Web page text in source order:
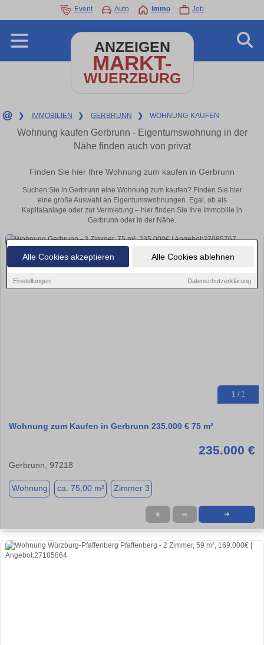
Alle Cookies akzeptieren Alle Cookies ablehnen
Einstellungen Datenschutzerklärung
Event Auto Immo Job
ANZEIGEN
MARKT-
WUERZBURG
❯ IMMOBILIEN ❯ GERBRUNN ❯ WOHNUNG-KAUFEN
Wohnung kaufen Gerbrunn - Eigentumswohnung in der
Nähe finden auch von privat
Finden Sie hier Ihre Wohnung zum kaufen in Gerbrunn
Suchen Sie in Gerbrunn eine Wohnung zum kaufen? Finden Sie hier
eine große Auswahl an Eigentumswohnungen. Egal, ob als
Kapitalanlage oder zur Vermietung – hier finden Sie Ihre Immobilie in
Gerbrunn oder in der Nähe.
1 / 1
Wohnung zum Kaufen in Gerbrunn 235.000 € 75 m²
235.000 €
Gerbrunn, 97218
Wohnung ca. 75,00 m² Zimmer 3
★ ➦ ➜